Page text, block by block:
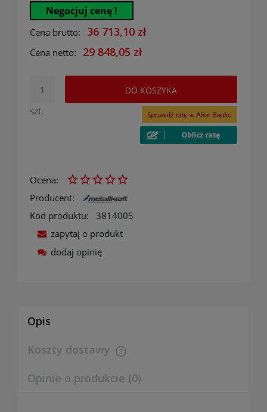
Negocjuj cenę !
Cena brutto: 36 713,10 zł
Cena netto: 29 848,05 zł
szt.
DO KOSZYKA
Ocena:
Producent:
Kod produktu:
3814005
zapytaj o produkt
dodaj opinię
Opis
Koszty dostawy
Cena nie zawiera ewentualnych kosztów płatności
Opinie o produkcie (0)